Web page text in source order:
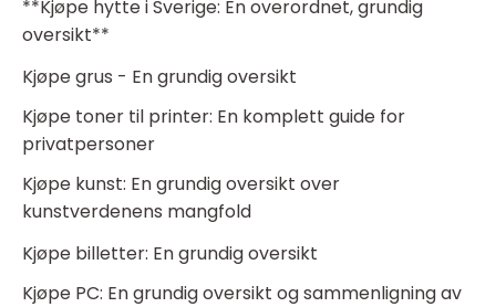
**Kjøpe hytte i Sverige: En overordnet, grundig
oversikt**
Kjøpe grus - En grundig oversikt
Kjøpe toner til printer: En komplett guide for
privatpersoner
Kjøpe kunst: En grundig oversikt over
kunstverdenens mangfold
Kjøpe billetter: En grundig oversikt
Kjøpe PC: En grundig oversikt og sammenligning av